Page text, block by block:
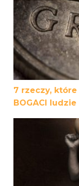
7 rzeczy, które
7 rzeczy, które
BOGACI ludzie
5